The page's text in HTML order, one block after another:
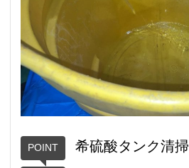
希硫酸タンク清掃